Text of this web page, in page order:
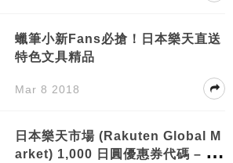
蠟筆小新Fans必搶！日本樂天直送
特色文具精品
Mar 8 2018
日本樂天市場 (Rakuten Global M
arket) 1,000 日圓優惠券代碼 – 有